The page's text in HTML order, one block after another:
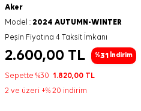
Aker
Model : 2024 AUTUMN-WINTER
Peşin Fiyatına 4 Taksit İmkanı
2.600,00 TL %31 İndirim
Sepette %30 1.820,00 TL
2 ve üzeri +% 20 indirim